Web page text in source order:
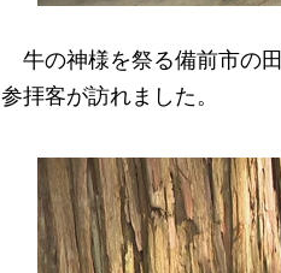
牛の神様を祭る備前市の
参拝客が訪れました。